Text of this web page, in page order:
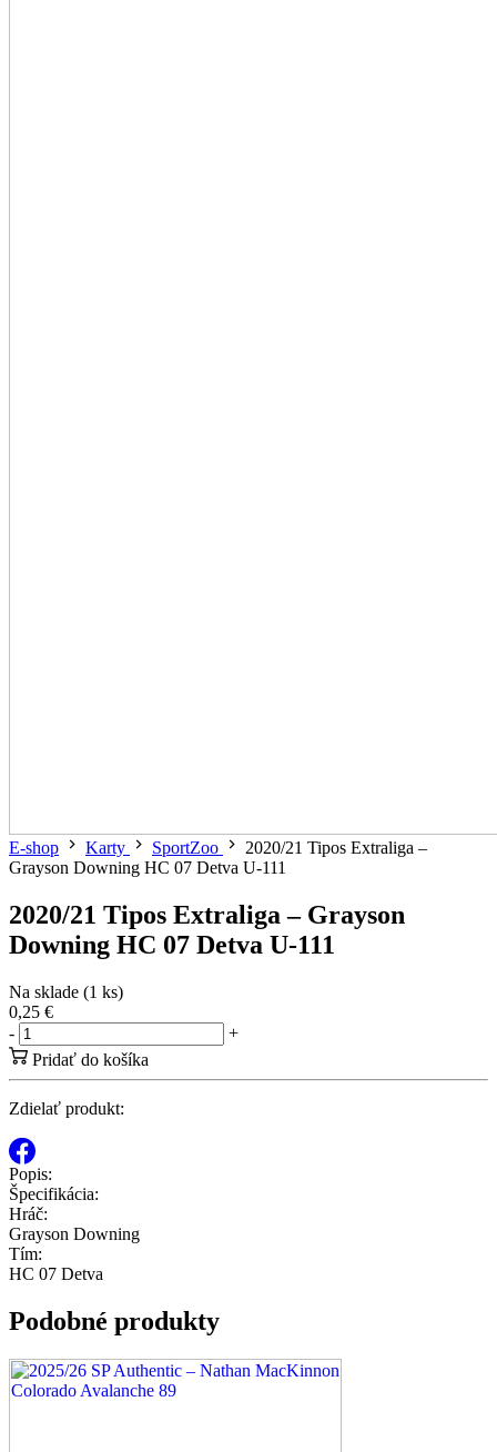
E-shop Karty SportZoo
2020/21 Tipos Extraliga –
Grayson Downing HC 07 Detva U-111
2020/21 Tipos Extraliga – Grayson
Downing HC 07 Detva U-111
Na sklade (1 ks)
0,25 €
-
+
Pridať do košíka
Zdielať produkt:
Popis:
Špecifikácia:
Hráč:
Grayson Downing
Tím:
HC 07 Detva
Podobné produkty